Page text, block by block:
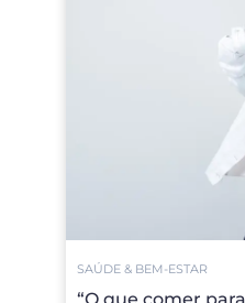
SAÚDE & BEM-ESTAR